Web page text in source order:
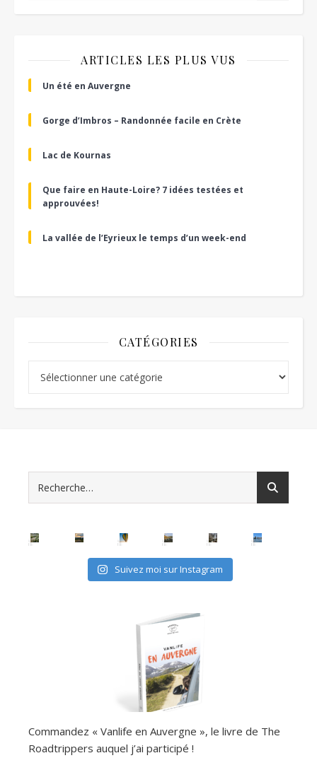
ARTICLES LES PLUS VUS
Un été en Auvergne
Gorge d’Imbros – Randonnée facile en Crète
Lac de Kournas
Que faire en Haute-Loire? 7 idées testées et
approuvées!
La vallée de l’Eyrieux le temps d’un week-end
CATÉGORIES
Suivez moi sur Instagram
Commandez « Vanlife en Auvergne », le livre de The
Roadtrippers auquel j’ai participé !